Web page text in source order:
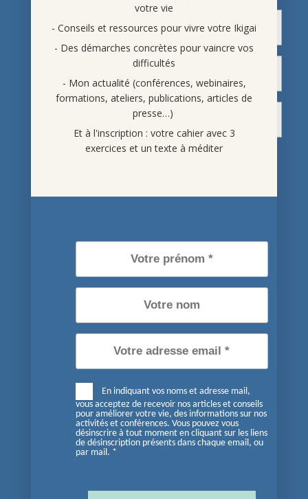
pouvez vous désinscrire à tout moment en cliquant sur les
Tous droits réservés Pierre Portevin
Politique relative aux cookies
Politique de confidentialité
Conditions générales de vente
votre vie
- Conseils et ressources pour vivre votre Ikigai
- Des démarches concrètes pour vaincre vos
difficultés
- Mon actualité (conférences, webinaires,
formations, ateliers, publications, articles de
presse…)
Et à l'inscription : votre cahier avec 3
exercices et un texte à méditer
En indiquant vos noms et adresse mail,
vous acceptez de recevoir nos articles et conseils
pour améliorer votre vie, des informations sur nos
activités et conférences. Vous pouvez vous
désinscrire à tout moment en cliquant sur les liens
de désinscription présents dans chaque email, ou
par mail. *